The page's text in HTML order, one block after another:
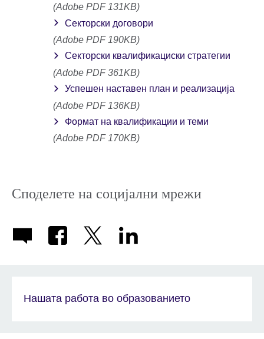
(Adobe PDF 131KB)
Секторски договори
(Adobe PDF 190KB)
Секторски квалификациски стратегии
(Adobe PDF 361KB)
Успешен наставен план и реализација
(Adobe PDF 136KB)
Формат на квалификации и теми
(Adobe PDF 170KB)
Споделете на социјални мрежи
Нашата работа во образованието